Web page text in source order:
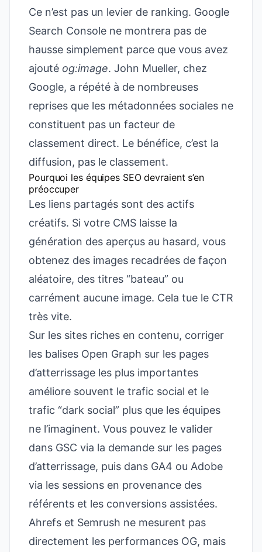
Ce n’est pas un levier de ranking. Google
Search Console ne montrera pas de
hausse simplement parce que vous avez
ajouté og:image. John Mueller, chez
Google, a répété à de nombreuses
reprises que les métadonnées sociales ne
constituent pas un facteur de
classement direct. Le bénéfice, c’est la
diffusion, pas le classement.
Pourquoi les équipes SEO devraient s’en
préoccuper
Les liens partagés sont des actifs
créatifs. Si votre CMS laisse la
génération des aperçus au hasard, vous
obtenez des images recadrées de façon
aléatoire, des titres “bateau” ou
carrément aucune image. Cela tue le CTR
très vite.
Sur les sites riches en contenu, corriger
les balises Open Graph sur les pages
d’atterrissage les plus importantes
améliore souvent le trafic social et le
trafic “dark social” plus que les équipes
ne l’imaginent. Vous pouvez le valider
dans GSC via la demande sur les pages
d’atterrissage, puis dans GA4 ou Adobe
via les sessions en provenance des
référents et les conversions assistées.
Ahrefs et Semrush ne mesurent pas
directement les performances OG, mais